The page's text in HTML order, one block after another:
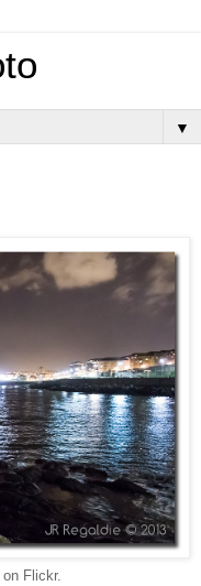
▼
on Flickr.